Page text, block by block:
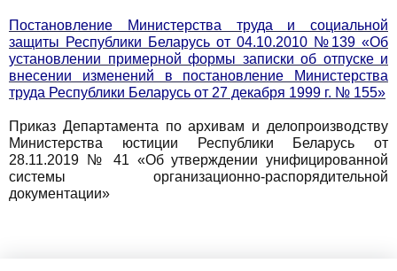
Постановление Министерства труда и социальной
защиты Республики Беларусь от 04.10.2010 №139 «Об
установлении примерной формы записки об отпуске и
внесении изменений в постановление Министерства
труда Республики Беларусь от 27 декабря 1999 г. № 155»
Приказ Департамента по архивам и делопроизводству
Министерства юстиции Республики Беларусь от
28.11.2019 № 41 «Об утверждении унифицированной
системы организационно-распорядительной
документации»